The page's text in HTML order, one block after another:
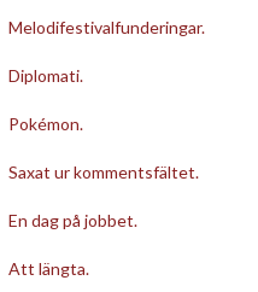
Melodifestivalfunderingar.
Diplomati.
Pokémon.
Saxat ur kommentsfältet.
En dag på jobbet.
Att längta.